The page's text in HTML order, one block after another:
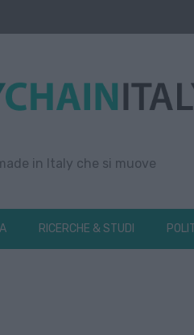
in Italy che si muove
RICERCHE & STUDI